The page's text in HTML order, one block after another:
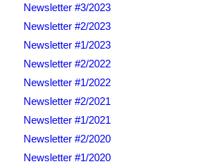
Newsletter #3/2023
Newsletter #2/2023
Newsletter #1/2023
Newsletter #2/2022
Newsletter #1/2022
Newsletter #2/2021
Newsletter #1/2021
Newsletter #2/2020
Newsletter #1/2020